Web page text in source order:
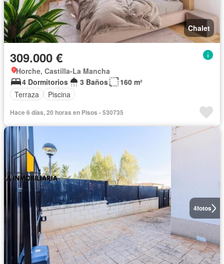
Chalet
309.000 €
Horche, Castilla-La Mancha
4 Dormitorios
3 Baños
160 m²
Terraza
Piscina
Hace 6 días, 20 horas en Pisos - 530735
4fotos